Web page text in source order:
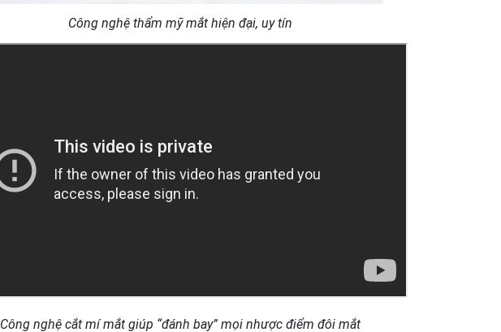
Công nghệ thẩm mỹ mắt hiện đại, uy tín
Công nghệ cắt mí mắt giúp “đánh bay” mọi nhược điểm đôi mắt